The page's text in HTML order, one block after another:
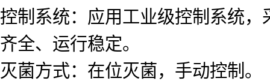
控制系统：应用工业级控制系统
齐全、运行稳定。
灭菌方式：在位灭菌，手动控制。